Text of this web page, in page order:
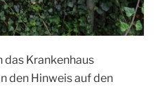
das Krankenhaus
den Hinweis auf den